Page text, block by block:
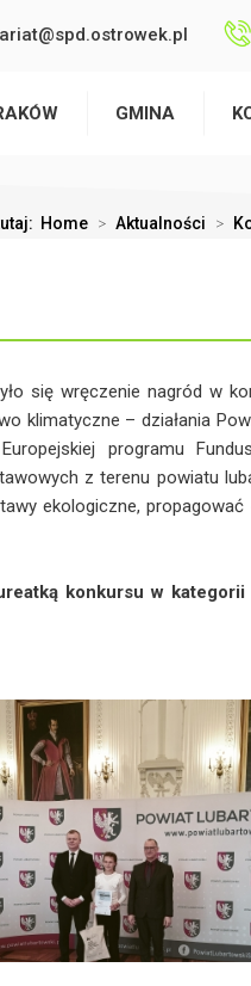
GMINA
Home > Aktualności >
się wręczenie nagród w
klimatyczne – działania
programu
z terenu powiatu
ekologiczne, propagować
konkursu w kategorii